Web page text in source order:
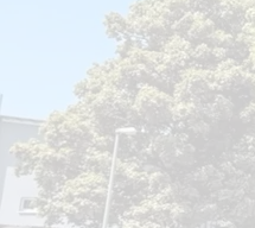
Nachrichten
Anzeige aufgeben